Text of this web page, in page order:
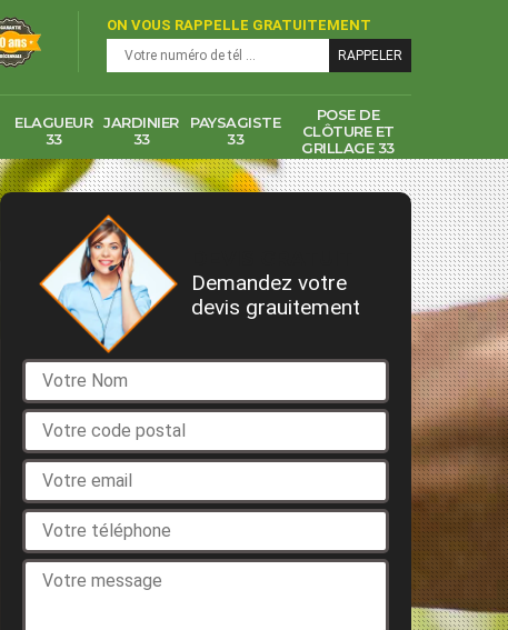
ON VOUS RAPPELLE GRATUITEMENT
ELAGUEUR
33
JARDINIER
33
PAYSAGISTE
33
POSE DE
CLÔTURE ET
GRILLAGE 33
Demandez votre
devis grauitement